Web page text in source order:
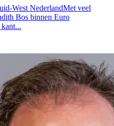
West NederlandMet veel
Bos binnen Euro
...